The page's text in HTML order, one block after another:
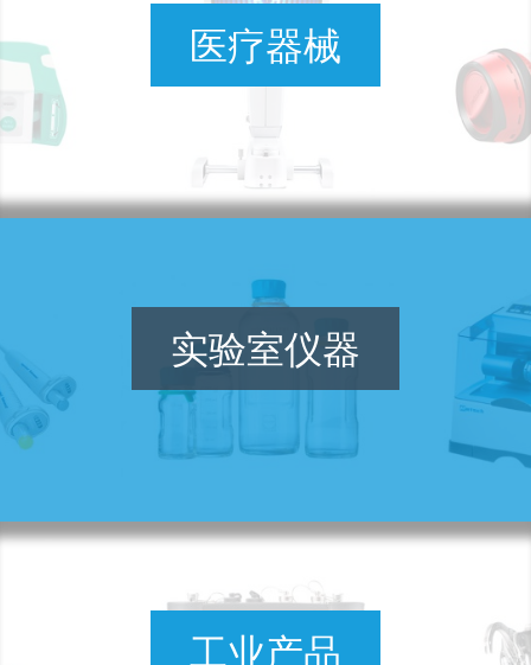
医疗器械
实验室仪器
工业产品